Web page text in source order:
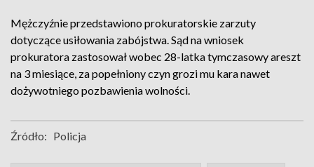
Mężczyźnie przedstawiono prokuratorskie zarzuty
dotyczące usiłowania zabójstwa. Sąd na wniosek
prokuratora zastosował wobec 28-latka tymczasowy areszt
na 3 miesiące, za popełniony czyn grozi mu kara nawet
dożywotniego pozbawienia wolności.
Źródło: Policja